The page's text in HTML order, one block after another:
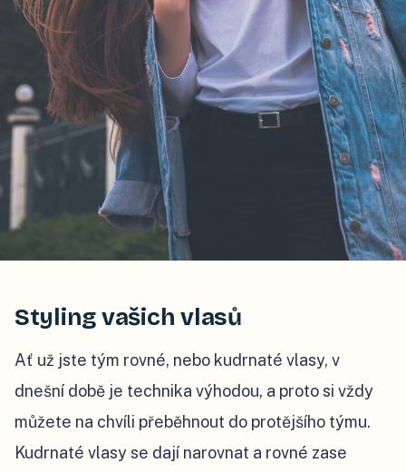
Styling vašich vlasů
Ať už jste tým rovné, nebo kudrnaté vlasy, v
dnešní době je technika výhodou, a proto si vždy
můžete na chvíli přeběhnout do protějšího týmu.
Kudrnaté vlasy se dají narovnat a rovné zase